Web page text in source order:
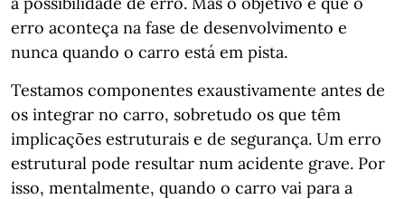
erro aconteça na fase de desenvolvimento e
nunca quando o carro está em pista.
Testamos componentes exaustivamente antes de
os integrar no carro, sobretudo os que têm
implicações estruturais e de segurança. Um erro
estrutural pode resultar num acidente grave. Por
isso, mentalmente, quando o carro vai para a